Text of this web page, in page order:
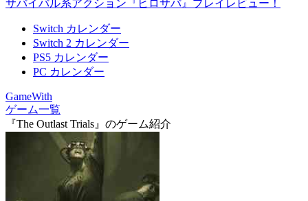
サバイバル系アクション『ヒロサバ』プレイレビュー！
Switch カレンダー
Switch 2 カレンダー
PS5 カレンダー
PC カレンダー
GameWith
ゲーム一覧
『The Outlast Trials』のゲーム紹介